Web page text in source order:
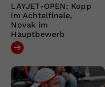
LAYJET-OPEN: Kopp
im Achtelfinale,
Novak im
Hauptbewerb